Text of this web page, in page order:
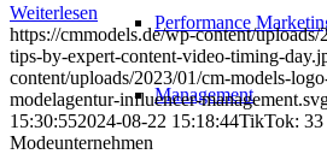
Performance
Management
Weiterlesen
https://cmmodels.de/wp-content/
tips-by-expert-content-video-timing-
content/uploads/2023/01/cm-models-
modelagentur-influencer-
15:30:552024-08-22 15:18:44TikTok:
Modeunternehmen